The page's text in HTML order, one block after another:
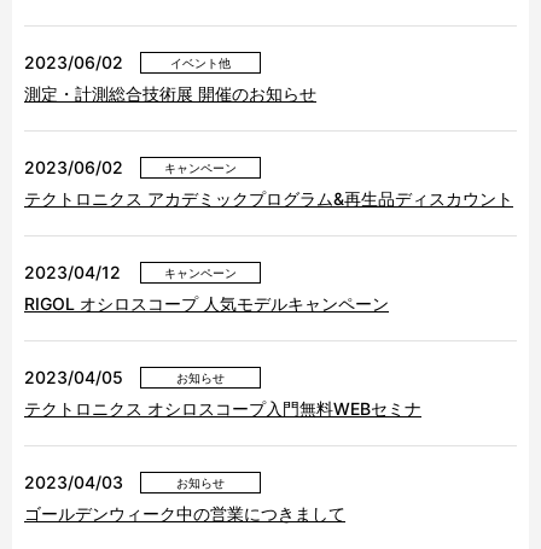
2023/06/02 イベント他
測定・計測総合技術展 開催のお知らせ
2023/06/02 キャンペーン
テクトロニクス アカデミックプログラム&再生品ディスカウント
2023/04/12 キャンペーン
RIGOL オシロスコープ 人気モデルキャンペーン
2023/04/05 お知らせ
テクトロニクス オシロスコープ入門無料WEBセミナ
2023/04/03 お知らせ
ゴールデンウィーク中の営業につきまして